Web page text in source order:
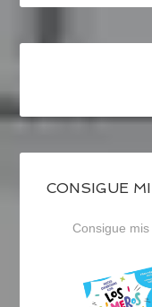
CONSIGUE
Consigue